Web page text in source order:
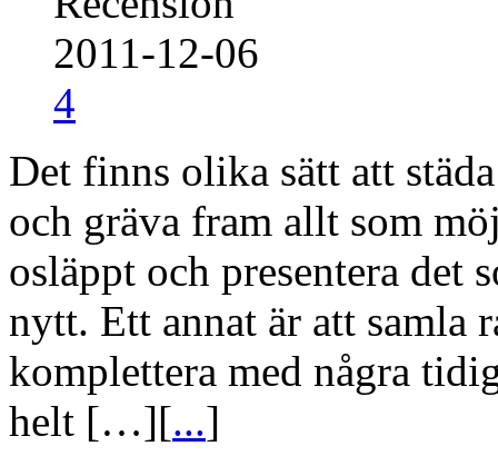
2011-12-06
4
Det finns olika sätt att
och gräva fram allt som
osläppt och presentera det
nytt. Ett annat är att samla
komplettera med några
helt […][...]